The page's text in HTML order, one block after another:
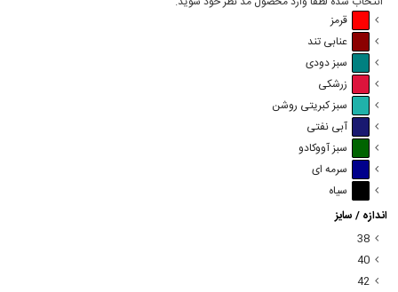
قرمز
عنابی تند
سبز دودی
زرشکی
سبز کبریتی روشن
آبی نفتی
سبز آووکادو
سرمه ای
سیاه
اندازه / سایز
38
40
42